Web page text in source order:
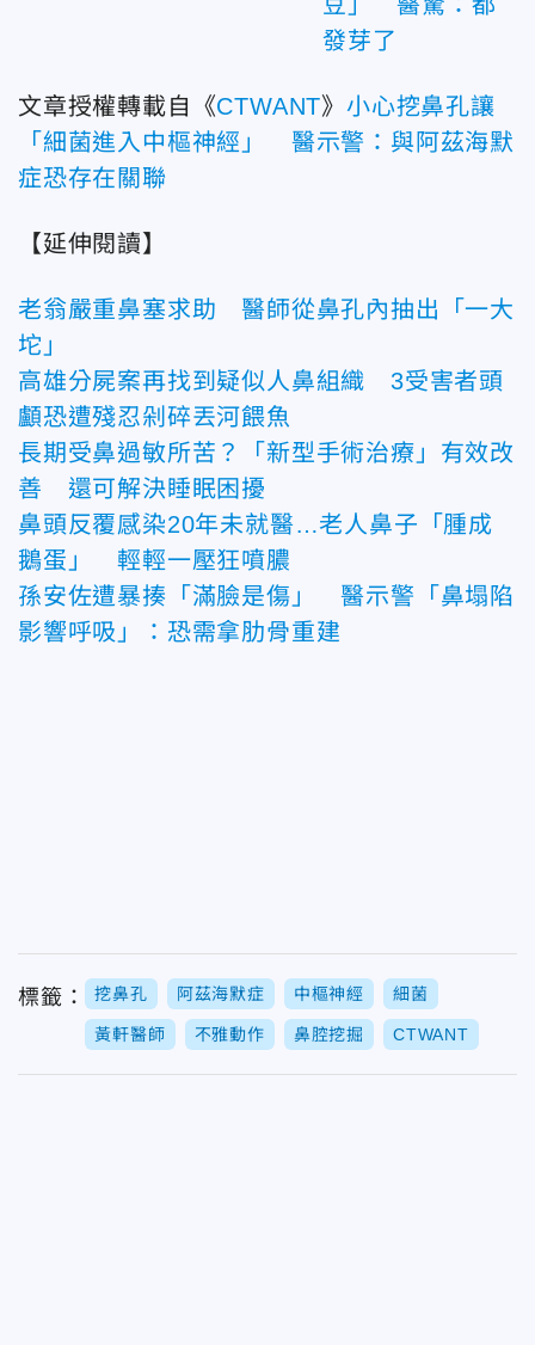
發芽了
文章授權轉載自《CTWANT》小心挖鼻孔讓
「細菌進入中樞神經」 醫示警：與阿茲海默
症恐存在關聯
【延伸閱讀】
老翁嚴重鼻塞求助 醫師從鼻孔內抽出「一大
坨」
高雄分屍案再找到疑似人鼻組織 3受害者頭
顱恐遭殘忍剁碎丟河餵魚
長期受鼻過敏所苦？「新型手術治療」有效改
善 還可解決睡眠困擾
鼻頭反覆感染20年未就醫…老人鼻子「腫成
鵝蛋」 輕輕一壓狂噴膿
孫安佐遭暴揍「滿臉是傷」 醫示警「鼻塌陷
影響呼吸」：恐需拿肋骨重建
標籤： 挖鼻孔 阿茲海默症 中樞神經 細菌
黃軒醫師 不雅動作 鼻腔挖掘 CTWANT